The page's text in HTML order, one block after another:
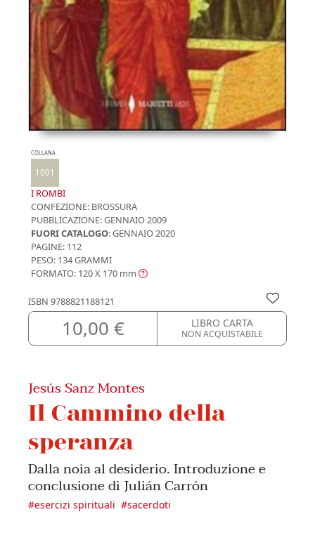
COLLANA
1001
I ROMBI
CONFEZIONE: BROSSURA
PUBBLICAZIONE:GENNAIO 2009
FUORI CATALOGO: GENNAIO 2020
PAGINE: 112
PESO: 134 GRAMMI
FORMATO: 120 X 170 mm
ISBN 9788821188121
10,00 € LIBRO CARTA
NON ACQUISTABILE
Jesús Sanz Montes
Il Cammino della
speranza
Dalla noia al desiderio. Introduzione e
conclusione di Julián Carrón
#esercizi spirituali #sacerdoti